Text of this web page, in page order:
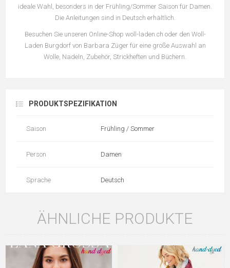
ideale Wahl, besonders in der Frühling/Sommer Saison für Damen.
Die Anleitungen sind in Deutsch erhältlich.
Besuchen Sie unseren Online-Shop woll-laden.ch oder den Woll-
Laden Burgdorf von Barbara Züger für eine große Auswahl an
Wolle, Nadeln, Zubehör, Strickheften und Büchern.
PRODUKTSPEZIFIKATION
Saison Frühling / Sommer
Person Damen
Sprache Deutsch
ÄHNLICHE PRODUKTE